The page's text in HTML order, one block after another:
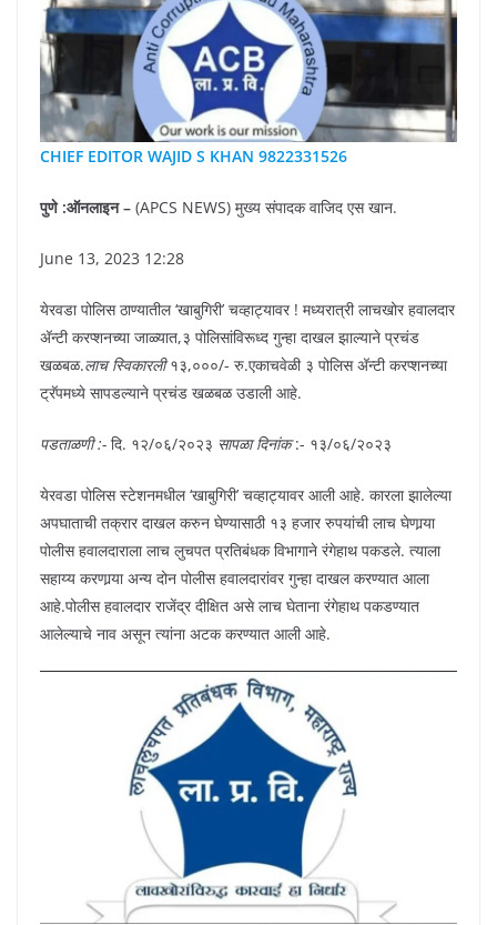
CHIEF EDITOR WAJID S KHAN 9822331526
पुणे :ऑनलाइन – (APCS NEWS) मुख्य संपादक वाजिद एस खान.
June 13, 2023 12:28
येरवडा पोलिस ठाण्यातील ‘खाबुगिरी’ चव्हाट्यावर ! मध्यरात्री लाचखोर हवालदार
अ‍ॅन्टी करप्शनच्या जाळ्यात,३ पोलिसांविरूध्द गुन्हा दाखल झाल्याने प्रचंड
खळबळ.लाच स्विकारली१३,०००/- रु.एकाचवेळी ३ पोलिस अ‍ॅन्टी करप्शनच्या
ट्रॅपमध्ये सापडल्याने प्रचंड खळबळ उडाली आहे.
पडताळणी :- दि. १२/०६/२०२३ सापळा दिनांक:- १३/०६/२०२३
येरवडा पोलिस स्टेशनमधील ‘खाबुगिरी’ चव्हाट्यावर आली आहे. कारला झालेल्या
अपघाताची तक्रार दाखल करुन घेण्यासाठी १३ हजार रुपयांची लाच घेणार्‍या
पोलीस हवालदाराला लाच लुचपत प्रतिबंधक विभागाने रंगेहाथ पकडले. त्याला
सहाय्य करणार्‍या अन्य दोन पोलीस हवालदारांवर गुन्हा दाखल करण्यात आला
आहे.पोलीस हवालदार राजेंद्र दीक्षित असे लाच घेताना रंगेहाथ पकडण्यात
आलेल्याचे नाव असून त्यांना अटक करण्यात आली आहे.